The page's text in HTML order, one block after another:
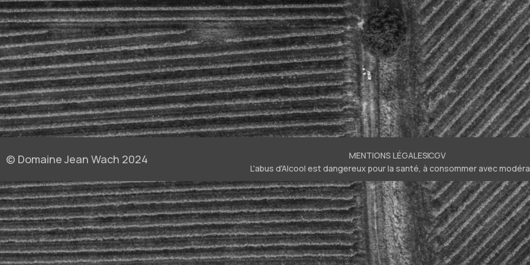
Entrées Foie Gras
Fondue Au Fromage
Fromages
Fromages À Pâte Pressée
Fruits De Mer
Homard
Plats Relevés
Poisson
Produit De La Mer
Raclette
Tapas
Viandes Blanches
Viandes Rouges
© Domaine Jean Wach 2024 MENTIONS LÉGALESCGV
L'abus d'Alcool est dangereux pour la santé, à consommer avec